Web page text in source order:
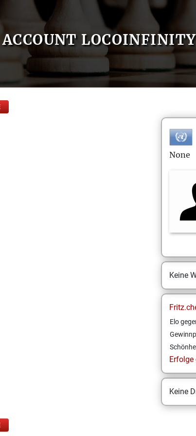
ACCOUNT LOCOINFINITY
None
Keine
Elo
Erfolge
Keine